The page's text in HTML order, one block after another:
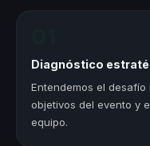
Diagnóstico
Entendemos el
objetivos del evento y
equipo.